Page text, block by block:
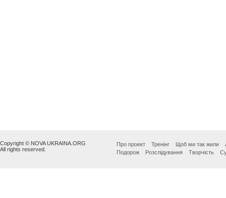
Copyright © NOVA UKRAINA.ORG
All rights reserved.
Про проект Тренінг Щоб ми так жили
Подорож
Розслідування Творчість